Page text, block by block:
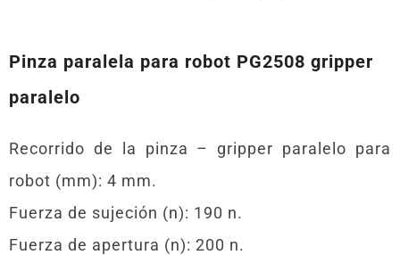
Pinza paralela para robot PG2508 gripper
paralelo
Recorrido de la pinza – gripper paralelo para
robot (mm): 4 mm.
Fuerza de sujeción (n): 190 n.
Fuerza de apertura (n): 200 n.